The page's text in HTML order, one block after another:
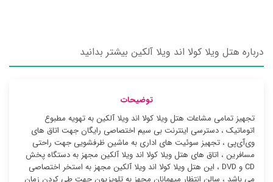
درباره هتل ویلا کولا اند ویلا آلکین بیشتر بدانید
توضیحات
تجهیز تمامی مشاعات هتل ویلا کولا اند ویلا آلکین به تهویه مطبوع
اتوماتیک ، دسترسی اینترنت بی سیم اختصاصی رایگان جهت اتاق های
وی‌آی‌پی ، تجهیز سوئیت ‌های اداری به ماشین ظرفشویی جهت راحتی
مسافرین ، اتاق های هتل ویلا کولا اند ویلا آلکین مجهز به دستگاه پخش
CD و DVD ، این هتل ویلا کولا اند ویلا آلکین مجهز به استخر اختصاصی
می باشد ، سالن انتظار میهمانان مجهز به تلویزیون جهت طی کردن زمان